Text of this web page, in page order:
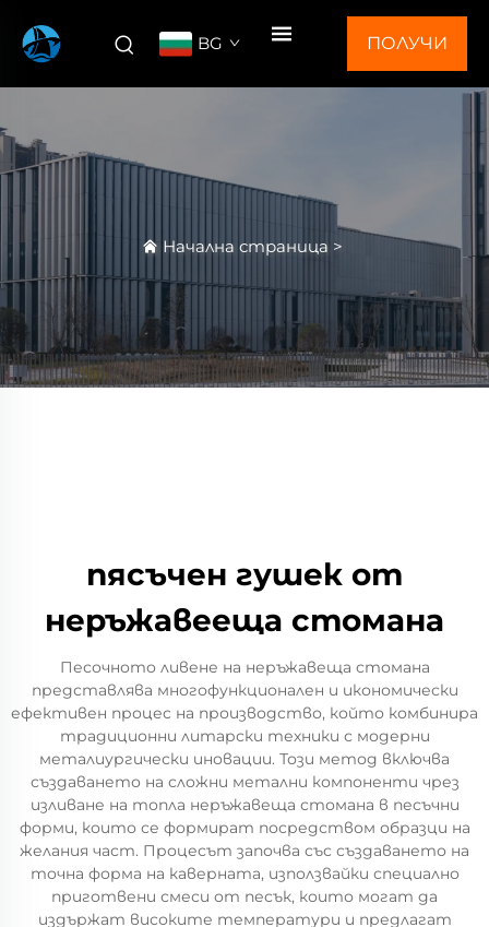
BG ПОЛУЧИ
Начална страница >
пясъчен гушек от
неръжавееща стомана
Песочното ливене на неръжавеща стомана
представлява многофункционален и икономически
ефективен процес на производство, който комбинира
традиционни литарски техники с модерни
металиургически иновации. Този метод включва
създаването на сложни метални компоненти чрез
изливане на топла неръжавеща стомана в песъчни
форми, които се формират посредством образци на
желания част. Процесът започва със създаването на
точна форма на каверната, използвайки специално
приготвени смеси от песък, които могат да
издържат високите температури и предлагат